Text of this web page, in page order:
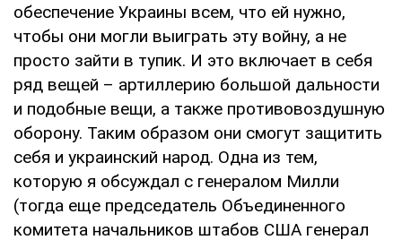
обеспечение Украины всем, что ей нужно,
чтобы они могли выиграть эту войну, а не
просто зайти в тупик. И это включает в себя
ряд вещей – артиллерию большой дальности
и подобные вещи, а также противовоздушную
оборону. Таким образом они смогут защитить
себя и украинский народ. Одна из тем,
которую я обсуждал с генералом Милли
(тогда еще председатель Объединенного
комитета начальников штабов США генерал